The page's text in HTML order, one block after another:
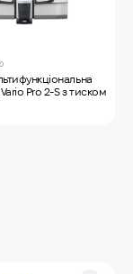
Pro 2-S з тиском